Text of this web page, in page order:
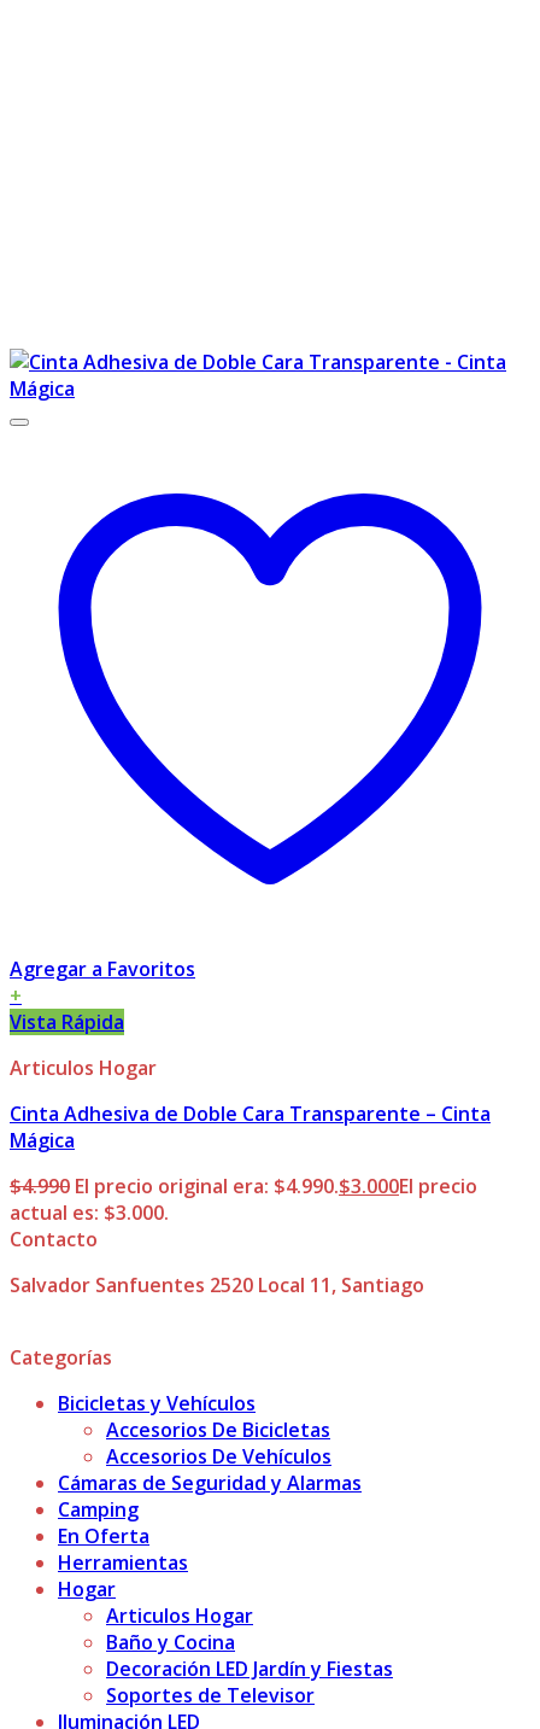
Agregar a Favoritos
+
Vista Rápida
Articulos Hogar
Cinta Adhesiva de Doble Cara Transparente – Cinta
Mágica
$4.990 El precio original era: $4.990.$3.000El precio
actual es: $3.000.
Contacto
Salvador Sanfuentes 2520 Local 11, Santiago
Categorías
Bicicletas y Vehículos
Accesorios De Bicicletas
Accesorios De Vehículos
Cámaras de Seguridad y Alarmas
Camping
En Oferta
Herramientas
Hogar
Articulos Hogar
Baño y Cocina
Decoración LED Jardín y Fiestas
Soportes de Televisor
Iluminación LED